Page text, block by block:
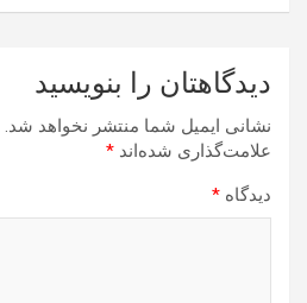
دیدگاهتان را بنویسید
نشانی ایمیل شما منتشر نخواهد شد.
علامت‌گذاری شده‌اند *
دیدگاه *